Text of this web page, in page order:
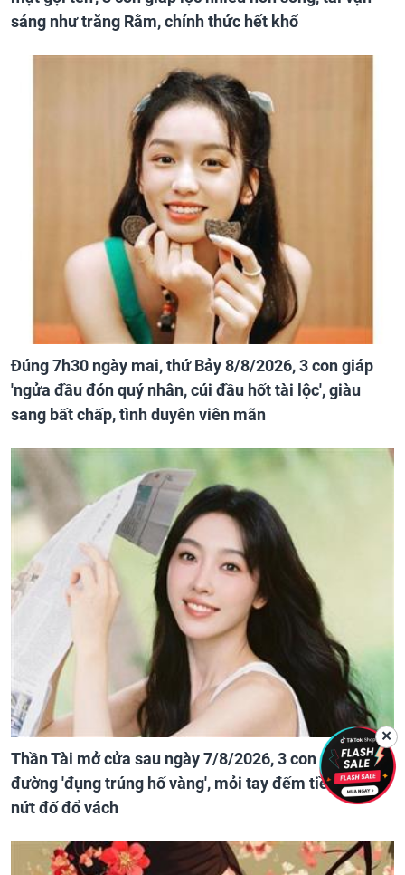
sáng như trăng Rằm, chính thức hết khổ
Đúng 7h30 ngày mai, thứ Bảy 8/8/2026, 3 con giáp
'ngửa đầu đón quý nhân, cúi đầu hốt tài lộc', giàu
sang bất chấp, tình duyên viên mãn
Thần Tài mở cửa sau ngày 7/8/2026, 3 con giáp ra
đường 'đụng trúng hố vàng', mỏi tay đếm tiền, giàu
nứt đố đổ vách
✕